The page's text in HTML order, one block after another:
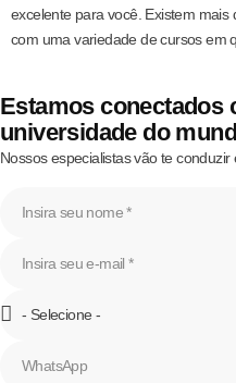
excelente para você. Existem
com uma variedade de cursos
Estamos conectados
universidade do
Nossos especialistas vão te conduzir